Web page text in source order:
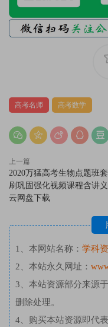
高考名师 高考数学
上一篇
2020万猛高考生物点题班
刷巩固强化视频课程含讲
云网盘下载
1、本网站名称： 学科
2、本站永久网址：
3、本站资源部分来源
删除处理。
4、购买本站资源即代